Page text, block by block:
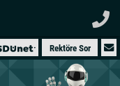
Rektöre Sor